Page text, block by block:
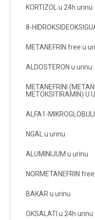
KORTIZOL u 24h urinu
8-
METANEFRIN free u
ALDOSTERON u urinu
METANEFRINI
METOKSITIRAMIN) U
ALFA1-
NGAL u urinu
ALUMINIJUM u urinu
NORMETANEFRIN
BAKAR u urinu
OKSALATI u 24h urinu